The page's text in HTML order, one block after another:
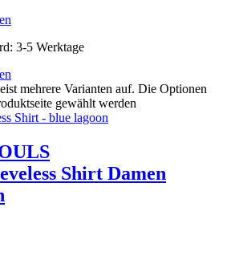
3-5 Werktage
mehrere Varianten auf. Die Optionen
gewählt werden
Shirt Damen